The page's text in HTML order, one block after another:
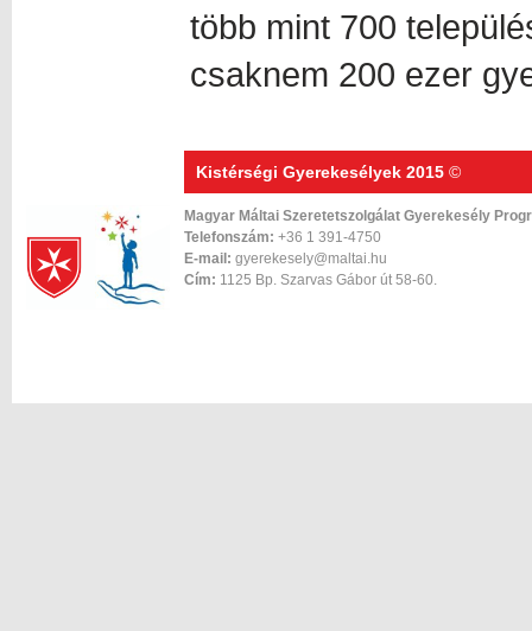
több mint 700
csaknem 200 ezer
Kistérségi Gyerekesélyek 2015 ©
Magyar Máltai Szeretetszolgálat Gyerekesély
Telefonszám: +36 1 391-4750
E-mail: gyerekesely@maltai.hu
Cím: 1125 Bp. Szarvas Gábor út 58-60.